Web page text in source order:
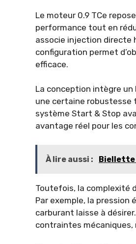
Le moteur 0.9 TCe
performance tout en
associe injection directe
configuration permet
efficace.
La conception intègre un
une certaine robustesse
système Start & Stop
avantage réel pour les
À lire aussi : Biellette
Toutefois, la complexité
Par exemple, la pression
carburant laisse à
contraintes